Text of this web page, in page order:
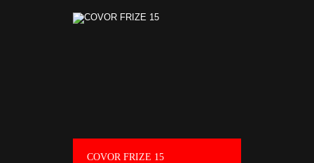
COVOR FRIZE 15